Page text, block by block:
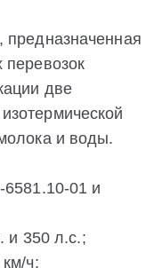
перевозок
две
и воды.
01 и
и 350 л.с.;
ч;